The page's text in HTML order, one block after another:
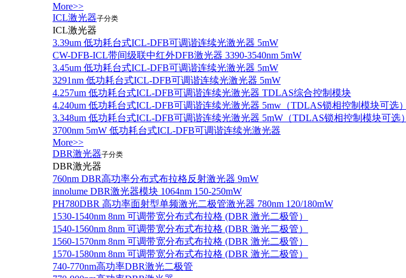
More>>
ICL激光器子分类
ICL激光器
3.39um 低功耗台式ICL-DFB可调谐连续光激光器 5mW
CW-DFB-ICL带间级联中红外DFB激光器 3390-3540nm 5mW
3.45um 低功耗台式ICL-DFB可调谐连续光激光器 5mW
3291nm 低功耗台式ICL-DFB可调谐连续光激光器 5mW
4.257um 低功耗台式ICL-DFB可调谐连续光激光器 TDLAS综合控制模块
4.240um 低功耗台式ICL-DFB可调谐连续光激光器 5mw（TDLAS锁相控制模块可选）
3.348um 低功耗台式ICL-DFB可调谐连续光激光器 5mW（TDLAS锁相控制模块可选）
3700nm 5mW 低功耗台式ICL-DFB可调谐连续光激光器
More>>
DBR激光器子分类
DBR激光器
760nm DBR高功率分布式布拉格反射激光器 9mW
innolume DBR激光器模块 1064nm 150-250mW
PH780DBR 高功率面射型单频激光二极管激光器 780nm 120/180mW
1530-1540nm 8nm 可调带宽分布式布拉格 (DBR 激光二极管）
1540-1560nm 8nm 可调带宽分布式布拉格 (DBR 激光二极管）
1560-1570nm 8nm 可调带宽分布式布拉格 (DBR 激光二极管）
1570-1580nm 8nm 可调带宽分布式布拉格 (DBR 激光二极管）
740-770nm高功率DBR激光二极管